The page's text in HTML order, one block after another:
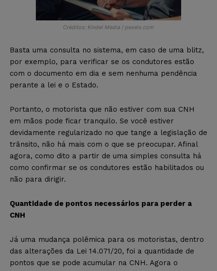
Créditos: Kindel Media / pexels.com
Basta uma consulta no sistema, em caso de uma blitz,
por exemplo, para verificar se os condutores estão
com o documento em dia e sem nenhuma pendência
perante a lei e o Estado.
Portanto, o motorista que não estiver com sua CNH
em mãos pode ficar tranquilo. Se você estiver
devidamente regularizado no que tange a legislação de
trânsito, não há mais com o que se preocupar. Afinal
agora, como dito a partir de uma simples consulta há
como confirmar se os condutores estão habilitados ou
não para dirigir.
Quantidade de pontos necessários para perder a
CNH
Já uma mudança polêmica para os motoristas, dentro
das alterações da Lei 14.071/20, foi a quantidade de
pontos que se pode acumular na CNH. Agora o